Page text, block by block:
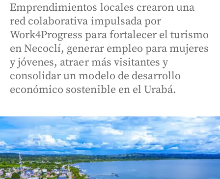
Emprendimientos locales crearon una
red colaborativa impulsada por
Work4Progress para fortalecer el turismo
en Necoclí, generar empleo para mujeres
y jóvenes, atraer más visitantes y
consolidar un modelo de desarrollo
económico sostenible en el Urabá.